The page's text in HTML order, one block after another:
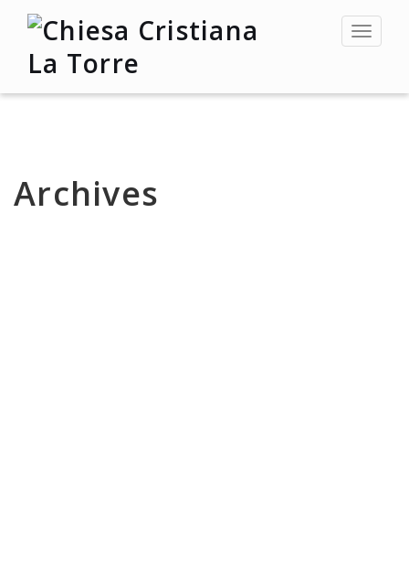
Toggle
Archives